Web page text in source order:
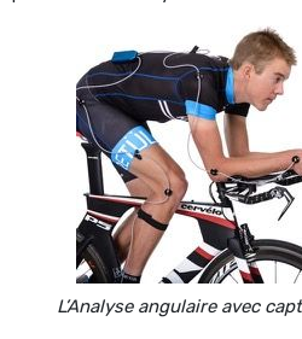
L’Analyse angulaire avec